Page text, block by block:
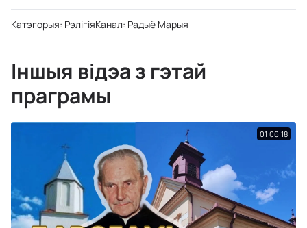
Катэгорыя: РэлігіяКанал: Радыё Марыя
Іншыя відэа з гэтай
праграмы
01:06:18